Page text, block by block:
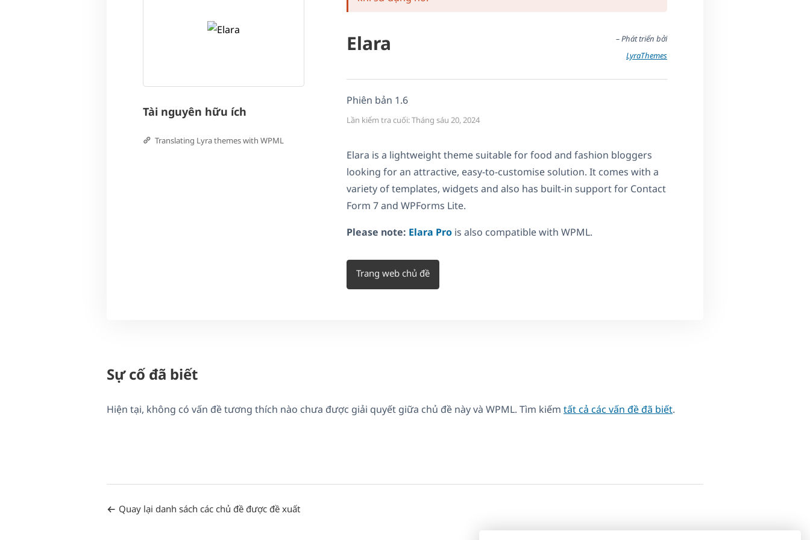
Tài nguyên hữu ích
Translating Lyra themes with WPML
Elara
– Phát triển bởi
LyraThemes
Phiên bản 1.6
Lần kiểm tra cuối: Tháng sáu 20, 2024
Elara is a lightweight theme suitable for food and fashion bloggers
looking for an attractive, easy-to-customise solution. It comes with a
variety of templates, widgets and also has built-in support for Contact
Form 7 and WPForms Lite.
Please note: Elara Pro is also compatible with WPML.
Trang web chủ đề
Sự cố đã biết
Hiện tại, không có vấn đề tương thích nào chưa được giải quyết giữa chủ đề này và WPML. Tìm kiếm tất cả các vấn đề đã biết.
Quay lại danh sách các chủ đề được đề xuất